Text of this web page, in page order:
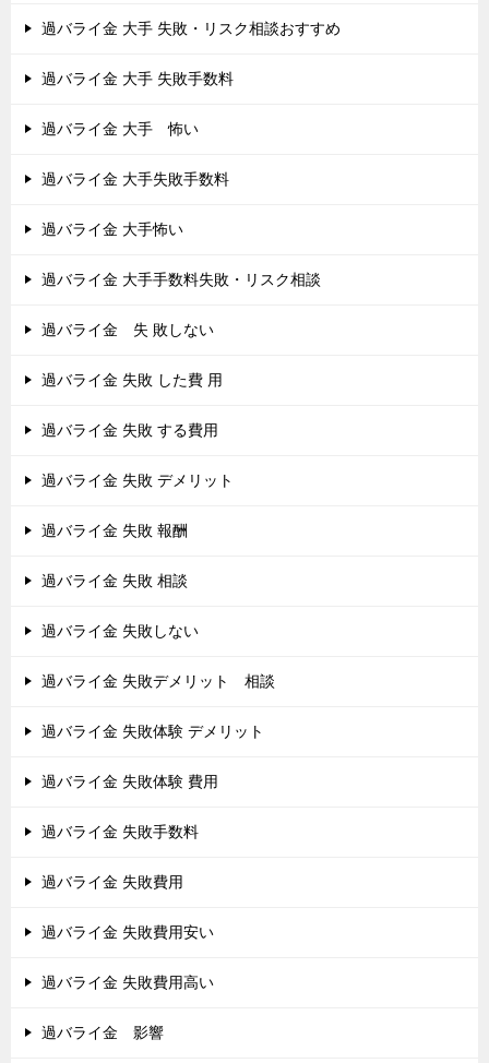
過バライ金 大手 失敗・リスク相談おすすめ
過バライ金 大手 失敗手数料
過バライ金 大手 怖い
過バライ金 大手失敗手数料
過バライ金 大手怖い
過バライ金 大手手数料失敗・リスク相談
過バライ金 失 敗しない
過バライ金 失敗 した費 用
過バライ金 失敗 する費用
過バライ金 失敗 デメリット
過バライ金 失敗 報酬
過バライ金 失敗 相談
過バライ金 失敗しない
過バライ金 失敗デメリット 相談
過バライ金 失敗体験 デメリット
過バライ金 失敗体験 費用
過バライ金 失敗手数料
過バライ金 失敗費用
過バライ金 失敗費用安い
過バライ金 失敗費用高い
過バライ金 影響